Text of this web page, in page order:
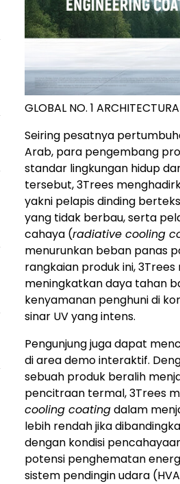
GLOBAL NO. 1
Seiring pesatnya
Arab, para pengembang
standar lingkungan hidup
tersebut, 3Trees
yakni pelapis dinding
yang tidak berbau, serta
cahaya (radiative cooling
menurunkan beban panas
rangkaian produk ini,
meningkatkan daya tahan
kenyamanan penghuni di
sinar UV yang intens.
Pengunjung juga dapat
di area demo interaktif.
sebuah produk beralih
pencitraan termal, 3Trees
cooling coatingdalam
lebih rendah jika
dengan kondisi
potensi penghematan
sistem pendingin udara